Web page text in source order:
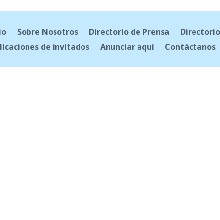
Sobre Nosotros Directorio de Prensa
de invitados
Anunciar aquí Contáctanos